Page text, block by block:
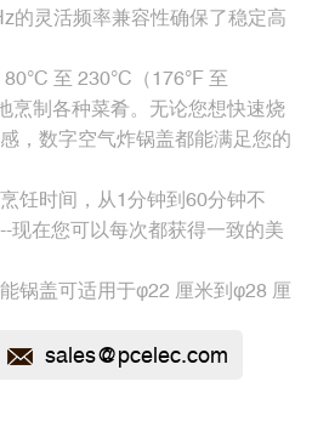
的灵活频率兼容性确保了稳定高
至 230°C（176°F 至
烹制各种菜肴。无论您想快速烧
，数字空气炸锅盖都能满足您的
饪时间，从1分钟到60分钟不
现在您可以每次都获得一致的美
锅盖可适用于φ22 厘米到φ28 厘
成空气炸锅，无需额外的厨房小
sales@pcelec.com